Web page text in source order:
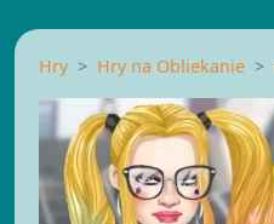
Hry Hry na Obliekanie